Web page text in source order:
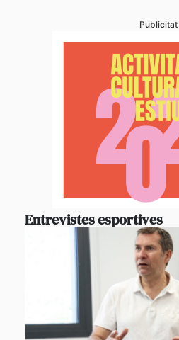
Publicitat
Entrevistes esportives